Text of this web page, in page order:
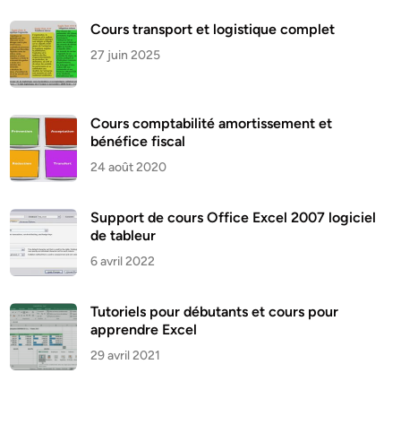
Cours transport et logistique complet
27 juin 2025
Cours comptabilité amortissement et
bénéfice fiscal
24 août 2020
Support de cours Office Excel 2007 logiciel
de tableur
6 avril 2022
Tutoriels pour débutants et cours pour
apprendre Excel
29 avril 2021